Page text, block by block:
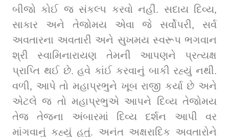
બીજો કોઈ જ સંકલ્પ કરવો નહીં. સદાય દિવ્ય,
સાકાર અને તેજોમય એવા જે સર્વોપરી, સર્વ
અવતારના અવતારી અને સુખમય સ્વરૂપ ભગવાન
શ્રી સ્વામિનારાયણ તેમની આપણને પ્રત્યક્ષ
પ્રાપ્તિ થઈ છે. હવે કાંઈ કરવાનું બાકી રહ્યું નથી.
વળી, આપે તો મહાપ્રભુને ખૂબ રાજી કર્યા છે અને
એટલે જ તો મહાપ્રભુએ આપને દિવ્ય તેજોમય
તેજ તેજના અંબારમાં દિવ્ય દર્શન આપી વર
માંગવાનું કહ્યું હતું. અનંત અક્ષરાદિક અવતારોને